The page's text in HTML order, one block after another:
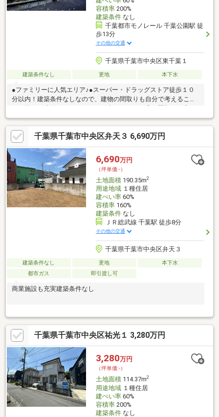
容積率200%
建築条件なし
千葉都市モノレール 千葉公園駅 徒
歩13分
その他の交通
千葉県千葉市中央区東千葉１
建築条件なし 更地 本下水
●ファミリーに人気エリア♪●スーパー・ドラッグストア徒歩１０
分以内！建築条件なしなので、建物の間取りも自分で考えること
れない第一種低層住居専用地域なので、将来の住まいも安心です
よ◎コチラは売地の情報となっています◎土地購入をお考えの方
は是非◎駅まで徒歩12分の場所に立地しています(#^^#)
千葉県千葉市中央区弁天３ 6,690万円
6,690万円
（坪単価:-）
土地面積190.35m2
用途地域１種住居
建ぺい率60%
容積率160%
建築条件なし
ＪＲ総武線 千葉駅 徒歩8分
その他の交通
千葉県千葉市中央区弁天３
建築条件なし 更地
本下水
都市ガス
即引渡し可
商業施設も充実建築条件なし
千葉県千葉市中央区祐光１ 3,280万円
3,280万円
（坪単価:-）
土地面積114.37m2
用途地域１種住居
建ぺい率60%
容積率200%
建築条件なし